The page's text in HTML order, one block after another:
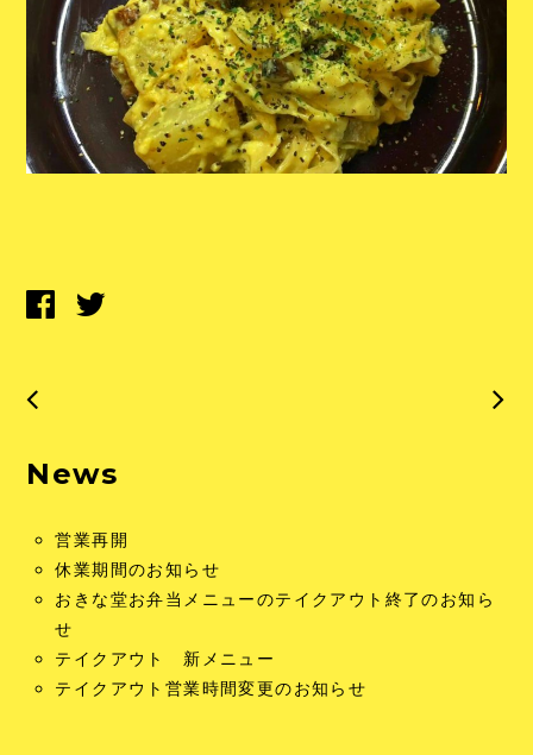
News
営業再開
休業期間のお知らせ
おきな堂お弁当メニューのテイクアウト終了のお知ら
せ
テイクアウト 新メニュー
テイクアウト営業時間変更のお知らせ